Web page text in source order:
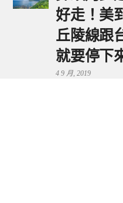
好走！美
丘陵線跟
就要停下
4 9 月, 2019